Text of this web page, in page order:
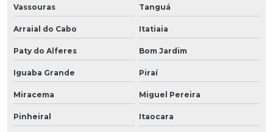
Vassouras Tanguá
Arraial do Cabo Itatiaia
Paty do Alferes Bom Jardim
Iguaba Grande Piraí
Miracema Miguel Pereira
Pinheiral Itaocara